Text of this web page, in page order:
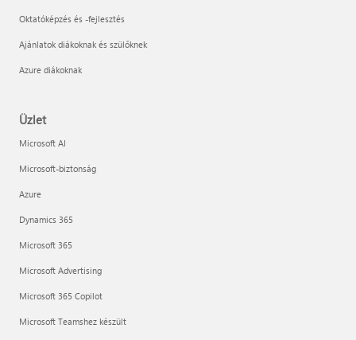
Oktatóképzés és -fejlesztés
Ajánlatok diákoknak és szülőknek
Azure diákoknak
Üzlet
Microsoft AI
Microsoft-biztonság
Azure
Dynamics 365
Microsoft 365
Microsoft Advertising
Microsoft 365 Copilot
Microsoft Teamshez készült